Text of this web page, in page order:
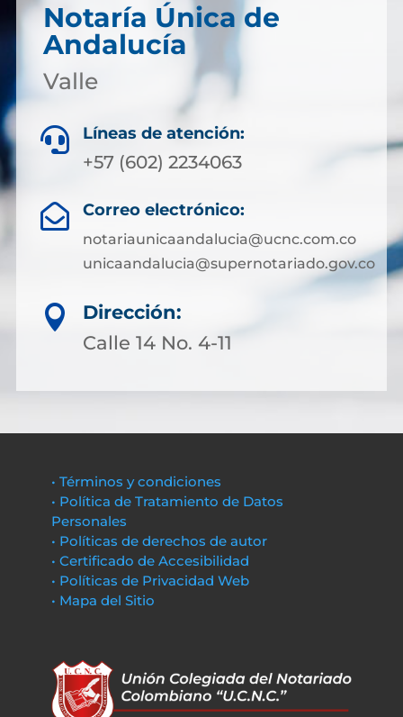
Notaría Única de
Andalucía
Valle
 Líneas de atención:
+57 (602) 2234063
 Correo electrónico:
notariaunicaandalucia@ucnc.com.co
unicaandalucia@supernotariado.gov.co

Dirección:
Calle 14 No. 4-11
• Términos y condiciones
• Política de Tratamiento de Datos
Personales
• Políticas de derechos de autor
• Certificado de Accesibilidad
• Políticas de Privacidad Web
• Mapa del Sitio